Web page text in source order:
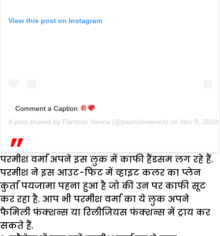
View this post on Instagram
Comment a Caption
A post shared by Parmish Verma (@parmishverma) on Nov 8,
परमीश वर्मा अपने इस लुक में काफी हैंडसम लग रहे हैं.
परमीश ने इस आउट-फिट में व्हाइट कलर का प्लेन
कुर्ता पयजामा पहना हुआ है जो की उन पर काफी सूट
कर रहा है. आप भी परमीश वर्मा का ये लुक अपने
फैमिली फंक्शन्स या रिलीजियस फंक्शन्स में ट्राय कर
सकते हैं.